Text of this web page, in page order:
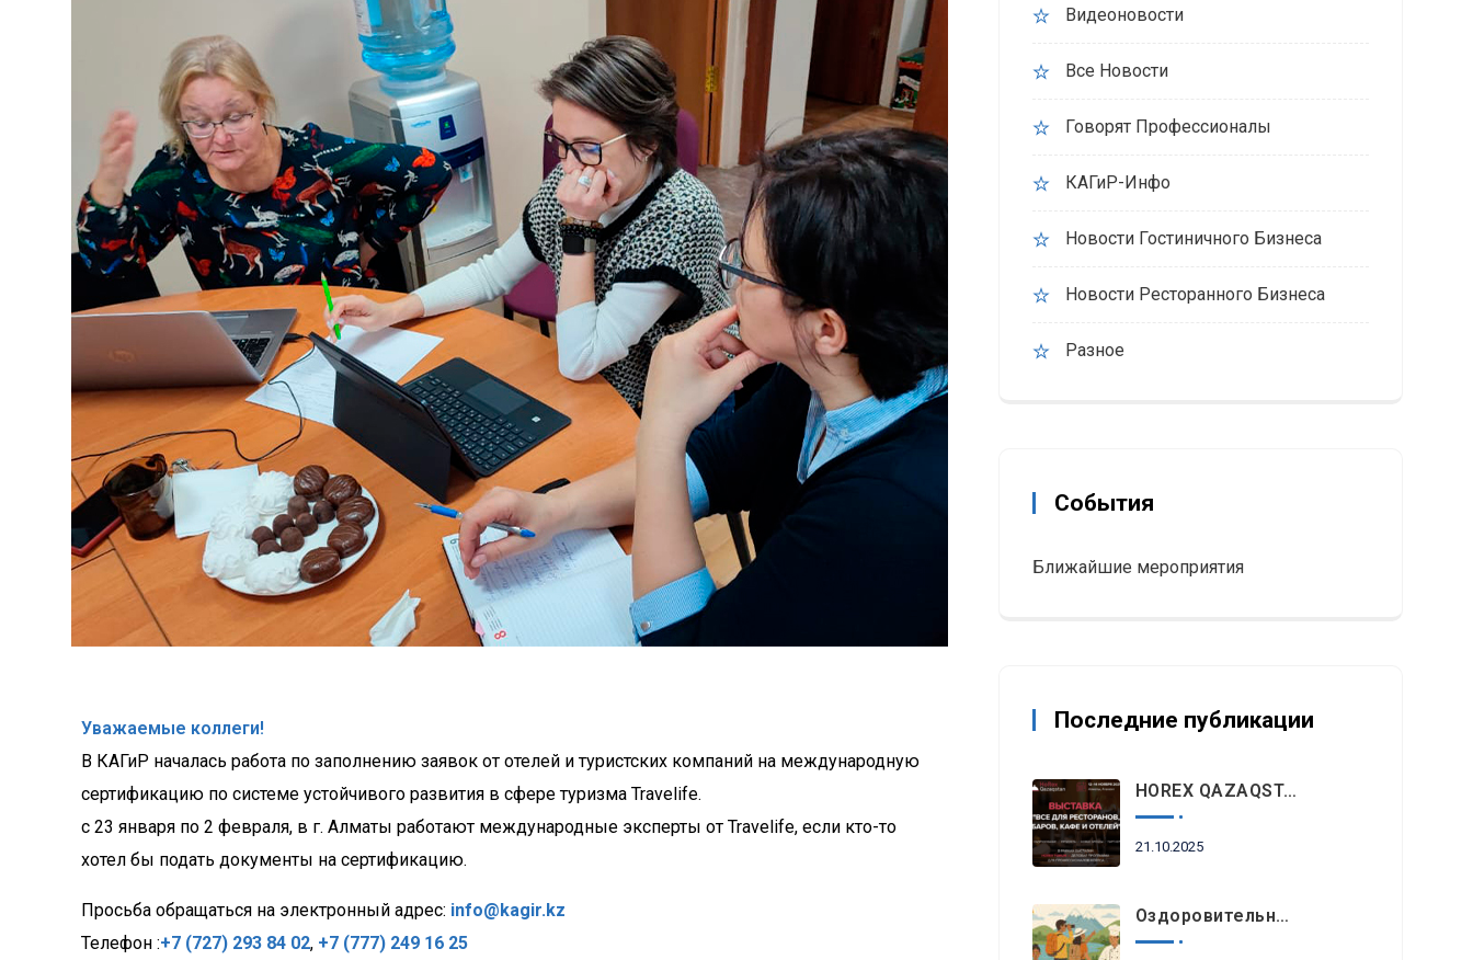
Уважаемые коллеги!
В КАГиР началась работа по заполнению заявок от отелей и туристских компаний на международную
сертификацию по системе устойчивого развития в сфере туризма Travelife.
с 23 января по 2 февраля, в г. Алматы работают международные эксперты от Travelife, если кто-то
хотел бы подать документы на сертификацию.
Просьба обращаться на электронный адрес: info@kagir.kz
Телефон :+7 (727) 293 84 02, +7 (777) 249 16 25
Видеоновости
Все Новости
Говорят Профессионалы
КАГиР-Инфо
Новости Гостиничного Бизнеса
Новости Ресторанного Бизнеса
Разное
События
Ближайшие мероприятия
Последние публикации
HOREX QAZAQSTAN 2025: Главное Событие Индустрии Гостеприимства И Ресторанного Бизнеса Пройдет Этой Осенью В Алматы
21.10.2025
Оздоровительный Отдых, Знакомство С Природными Достопримечательностями И Гастрономический Туризм Возглавляют Список Туристических Трендов 2025 Года В Регионе EEMEA